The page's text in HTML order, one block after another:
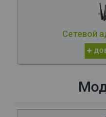
Сетевой